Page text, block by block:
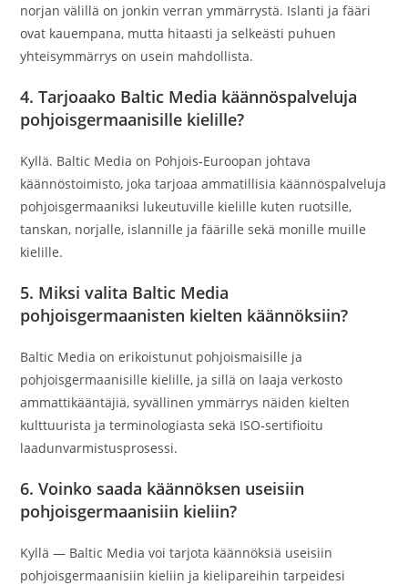
norjan välillä on jonkin verran ymmärrystä. Islanti ja fääri
ovat kauempana, mutta hitaasti ja selkeästi puhuen
yhteisymmärrys on usein mahdollista.
4. Tarjoaako Baltic Media käännöspalveluja
pohjoisgermaanisille kielille?
Kyllä. Baltic Media on Pohjois‑Euroopan johtava
käännöstoimisto, joka tarjoaa ammatillisia käännöspalveluja
pohjoisgermaaniksi lukeutuville kielille kuten ruotsille,
tanskan, norjalle, islannille ja fäärille sekä monille muille
kielille.
5. Miksi valita Baltic Media
pohjoisgermaanisten kielten käännöksiin?
Baltic Media on erikoistunut pohjoismaisille ja
pohjoisgermaanisille kielille, ja sillä on laaja verkosto
ammattikääntäjiä, syvällinen ymmärrys näiden kielten
kulttuurista ja terminologiasta sekä ISO‑sertifioitu
laadunvarmistusprosessi.
6. Voinko saada käännöksen useisiin
pohjoisgermaanisiin kieliin?
Kyllä — Baltic Media voi tarjota käännöksiä useisiin
pohjoisgermaanisiin kieliin ja kielipareihin tarpeidesi